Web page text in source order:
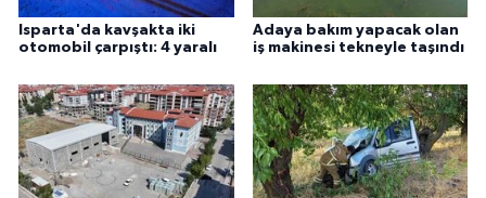
Isparta'da kavşakta iki
otomobil çarpıştı: 4 yaralı
Adaya bakım yapacak olan
iş makinesi tekneyle taşındı